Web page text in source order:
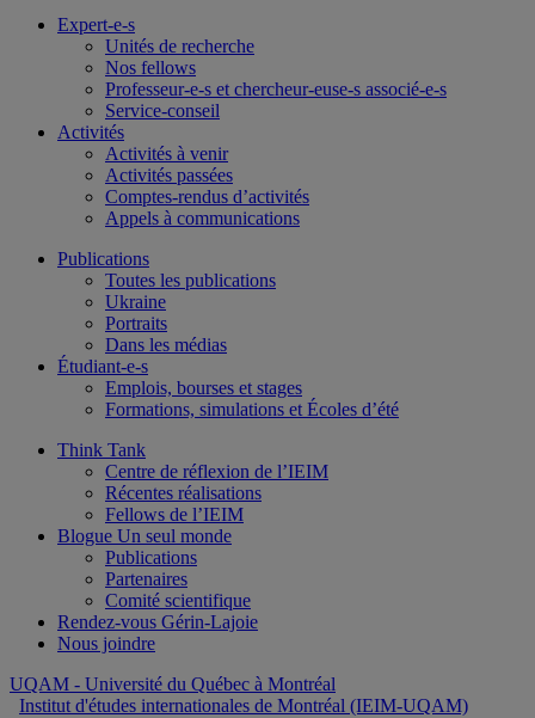
Expert-e-s
Unités de recherche
Nos fellows
Professeur-e-s et chercheur-euse-s associé-e-s
Service-conseil
Activités
Activités à venir
Activités passées
Comptes-rendus d’activités
Appels à communications
Publications
Toutes les publications
Ukraine
Portraits
Dans les médias
Étudiant-e-s
Emplois, bourses et stages
Formations, simulations et Écoles d’été
Think Tank
Centre de réflexion de l’IEIM
Récentes réalisations
Fellows de l’IEIM
Blogue Un seul monde
Publications
Partenaires
Comité scientifique
Rendez-vous Gérin-Lajoie
Nous joindre
UQAM - Université du Québec à Montréal
Institut d'études internationales de Montréal (IEIM-UQAM)